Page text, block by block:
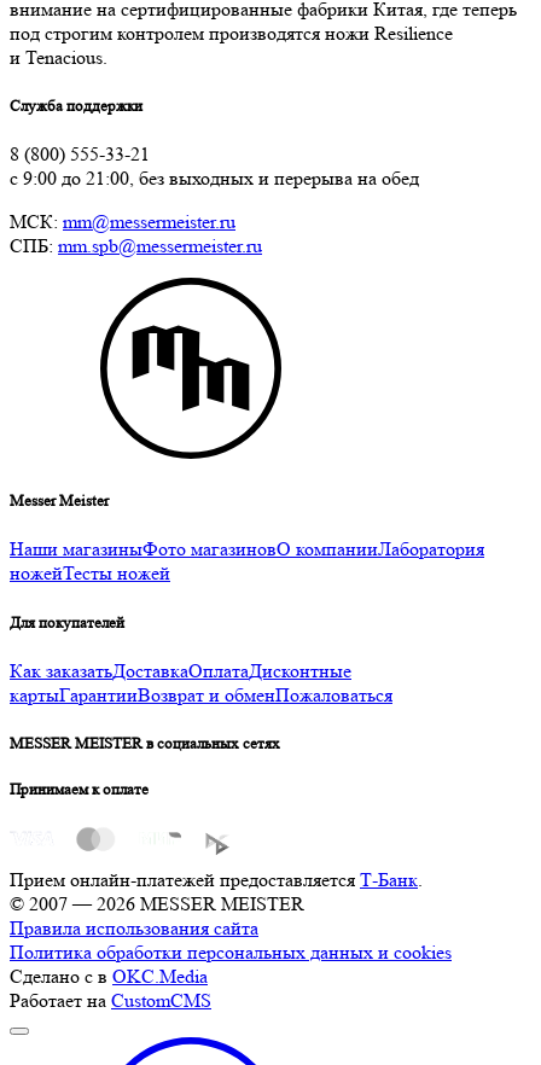
внимание на сертифицированные фабрики Китая, где теперь
под строгим контролем производятся ножи Resilience
и Tenacious.
Служба поддержки
8 (800) 555-33-21
с 9:00 до 21:00, без выходных и перерыва на обед
МСК: mm@messermeister.ru
СПБ: mm.spb@messermeister.ru
Messer Meister
Наши магазиныФото магазиновО компанииЛаборатория
ножейТесты ножей
Для покупателей
Как заказатьДоставкаОплатаДисконтные
картыГарантииВозврат и обменПожаловаться
MESSER MEISTER в социальных сетях
Принимаем к оплате
Прием онлайн-платежей предоставляется Т-Банк.
© 2007 — 2026 MESSER MEISTER
Правила использования сайта
Политика обработки персональных данных и cookies
Сделано с в OKC.Media
Работает на CustomCMS